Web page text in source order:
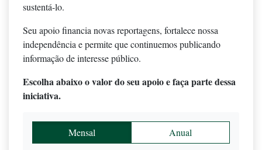
sustentá-lo.
Seu apoio financia novas reportagens, fortalece nossa
independência e permite que continuemos publicando
informação de interesse público.
Escolha abaixo o valor do seu apoio e faça parte dessa
iniciativa.
Mensal Anual